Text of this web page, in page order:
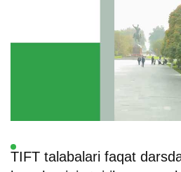
TIFT talabalari faqat